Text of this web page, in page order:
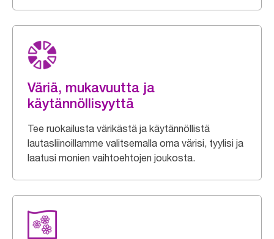
Väriä, mukavuutta ja
käytännöllisyyttä
Tee ruokailusta värikästä ja käytännöllistä
lautasliinoillamme valitsemalla oma värisi, tyylisi ja
laatusi monien vaihtoehtojen joukosta.